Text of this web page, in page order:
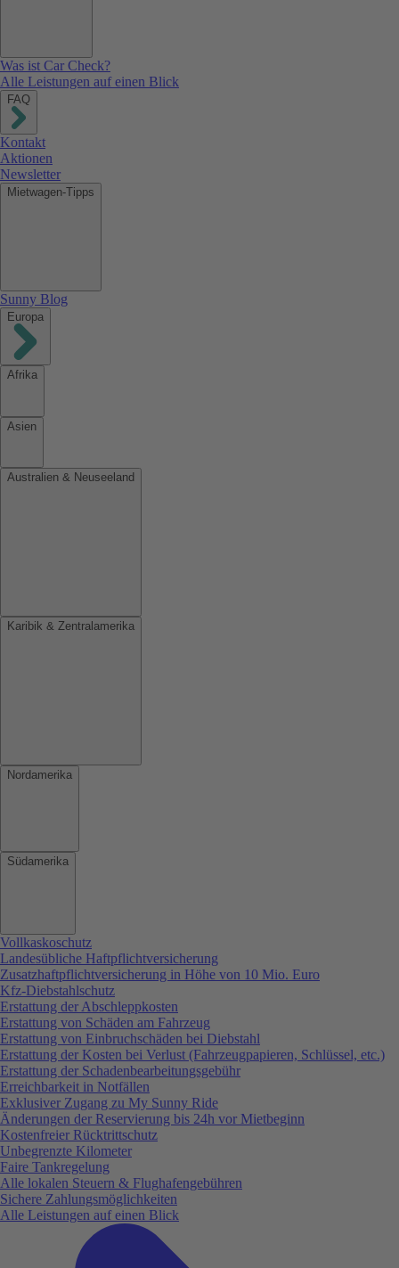
Was ist Car Check?
Alle Leistungen auf einen Blick
FAQ
Kontakt
Aktionen
Newsletter
Mietwagen-Tipps
Sunny Blog
Europa
Afrika
Asien
Australien & Neuseeland
Karibik & Zentralamerika
Nordamerika
Südamerika
Vollkaskoschutz
Landesübliche Haftpflichtversicherung
Zusatzhaftpflichtversicherung in Höhe von 10 Mio. Euro
Kfz-Diebstahlschutz
Erstattung der Abschleppkosten
Erstattung von Schäden am Fahrzeug
Erstattung von Einbruchschäden bei Diebstahl
Erstattung der Kosten bei Verlust (Fahrzeugpapieren, Schlüssel, etc.)
Erstattung der Schadenbearbeitungsgebühr
Erreichbarkeit in Notfällen
Exklusiver Zugang zu My Sunny Ride
Änderungen der Reservierung bis 24h vor Mietbeginn
Kostenfreier Rücktrittschutz
Unbegrenzte Kilometer
Faire Tankregelung
Alle lokalen Steuern & Flughafengebühren
Sichere Zahlungsmöglichkeiten
Alle Leistungen auf einen Blick